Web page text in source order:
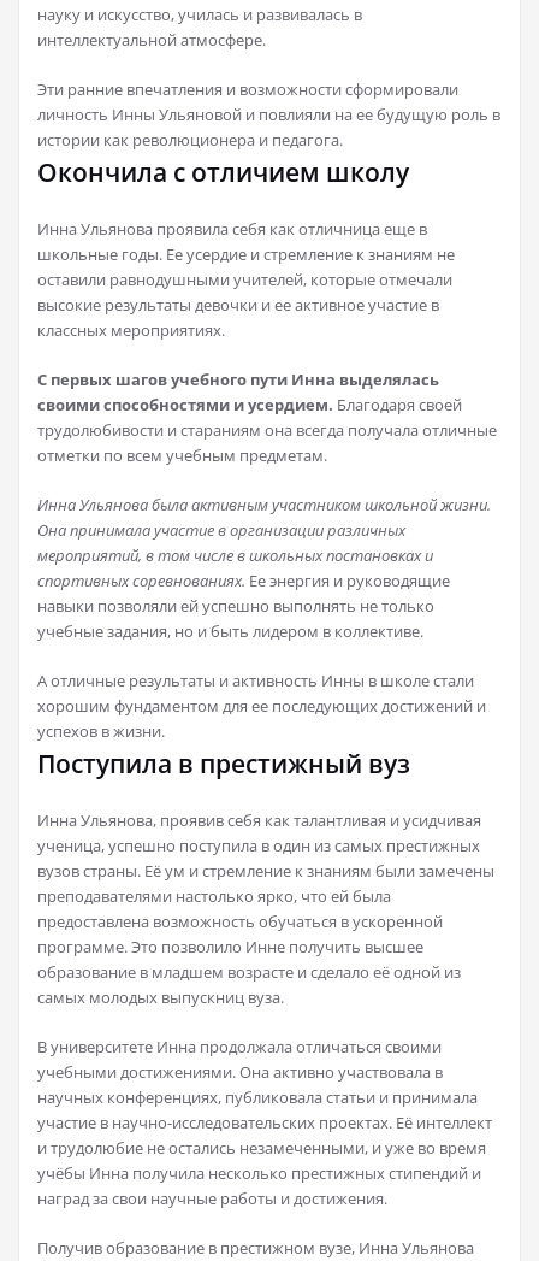
науку и искусство, училась и развивалась в
интеллектуальной атмосфере.
Эти ранние впечатления и возможности сформировали
личность Инны Ульяновой и повлияли на ее будущую роль в
истории как революционера и педагога.
Окончила с отличием школу
Инна Ульянова проявила себя как отличница еще в
школьные годы. Ее усердие и стремление к знаниям не
оставили равнодушными учителей, которые отмечали
высокие результаты девочки и ее активное участие в
классных мероприятиях.
С первых шагов учебного пути Инна выделялась
своими способностями и усердием. Благодаря своей
трудолюбивости и стараниям она всегда получала отличные
отметки по всем учебным предметам.
Инна Ульянова была активным участником школьной жизни.
Она принимала участие в организации различных
мероприятий, в том числе в школьных постановках и
спортивных соревнованиях. Ее энергия и руководящие
навыки позволяли ей успешно выполнять не только
учебные задания, но и быть лидером в коллективе.
А отличные результаты и активность Инны в школе стали
хорошим фундаментом для ее последующих достижений и
успехов в жизни.
Поступила в престижный вуз
Инна Ульянова, проявив себя как талантливая и усидчивая
ученица, успешно поступила в один из самых престижных
вузов страны. Её ум и стремление к знаниям были замечены
преподавателями настолько ярко, что ей была
предоставлена возможность обучаться в ускоренной
программе. Это позволило Инне получить высшее
образование в младшем возрасте и сделало её одной из
самых молодых выпускниц вуза.
В университете Инна продолжала отличаться своими
учебными достижениями. Она активно участвовала в
научных конференциях, публиковала статьи и принимала
участие в научно-исследовательских проектах. Её интеллект
и трудолюбие не остались незамеченными, и уже во время
учёбы Инна получила несколько престижных стипендий и
наград за свои научные работы и достижения.
Получив образование в престижном вузе, Инна Ульянова